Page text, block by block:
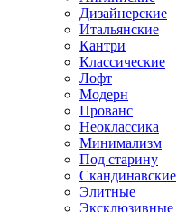
Дизайнерские
Итальянские
Кантри
Классические
Лофт
Модерн
Прованс
Неоклассика
Минимализм
Под старину
Скандинавские
Элитные
Эксклюзивные